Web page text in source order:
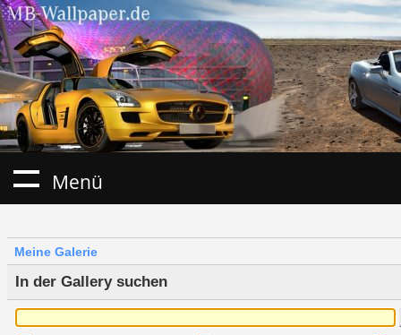
Menü
Meine Galerie
In der Gallery suchen